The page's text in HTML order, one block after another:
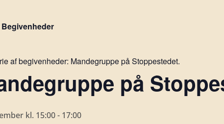
Begivenheder
af begivenheder: Mandegruppe på Stoppestedet.
på
kl. 15:00- 17:00